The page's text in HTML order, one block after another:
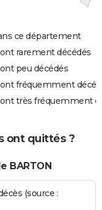
ce département
rarement décédés
peu décédés
fréquemment
très fréquemment
ont quittés ?
BARTON
(source :